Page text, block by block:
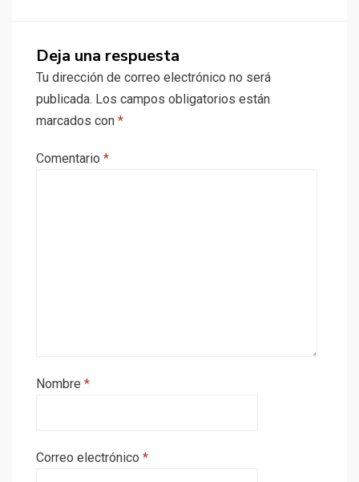
Deja una respuesta
Tu dirección de correo electrónico no será
publicada. Los campos obligatorios están
marcados con *
Comentario *
Nombre *
Correo electrónico *